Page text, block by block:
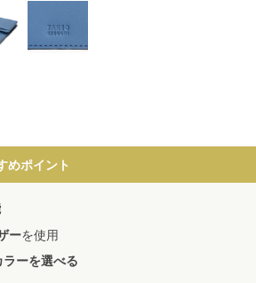
めポイント
ーを使用
ーを選べる